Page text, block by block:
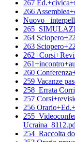
267
266
Nuovo_
264
263
260
259 Vacanze
258_Errata
257
256
254_Raccolta